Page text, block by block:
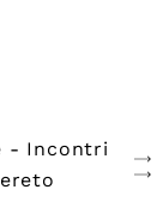
- Incontri